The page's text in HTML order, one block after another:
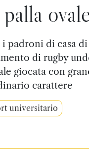
padroni di casa
di rugby
giocata con
carattere
universitario